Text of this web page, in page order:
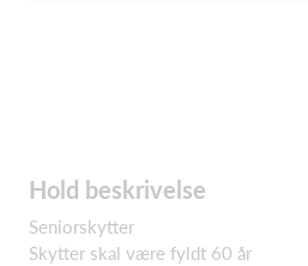
Hold beskrivelse
Seniorskytter
Skytter skal være fyldt 60 år